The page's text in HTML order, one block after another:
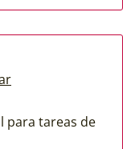
para tareas de